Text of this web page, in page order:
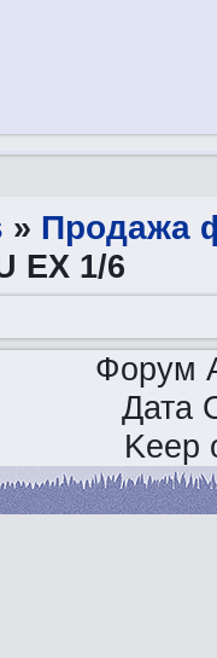
» Продажа
EX 1/6
Форум
Дата
Keep